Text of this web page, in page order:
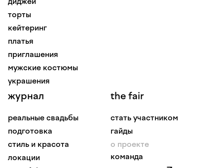
торты
кейтеринг
платья
приглашения
мужские костюмы
украшения
журнал
реальные свадьбы
подготовка
стиль и красота
локации
the fair
стать участником
гайды
о проекте
команда